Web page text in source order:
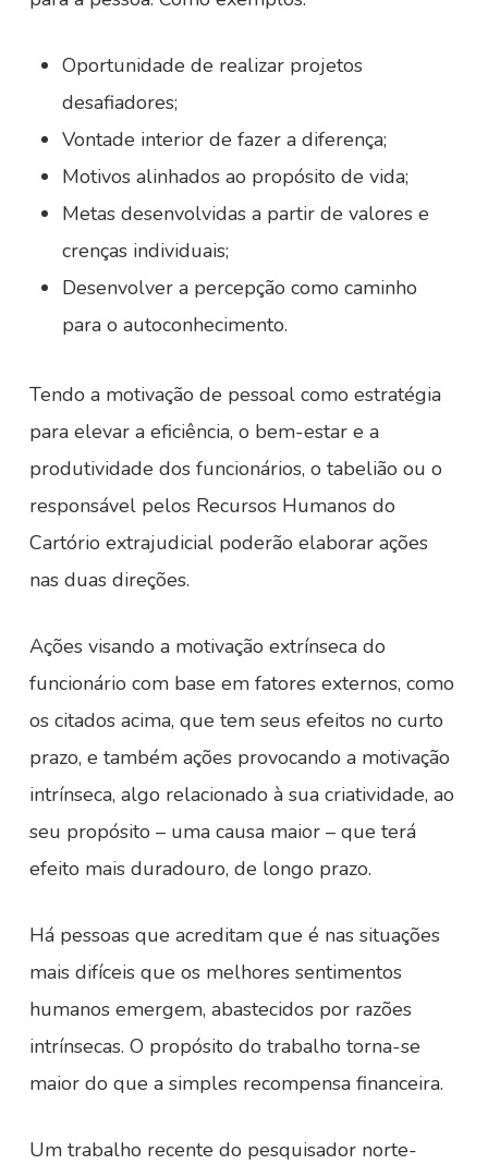
Oportunidade de realizar projetos
desafiadores;
Vontade interior de fazer a diferença;
Motivos alinhados ao propósito de vida;
Metas desenvolvidas a partir de valores e
crenças individuais;
Desenvolver a percepção como caminho
para o autoconhecimento.
Tendo a motivação de pessoal como estratégia
para elevar a eficiência, o bem-estar e a
produtividade dos funcionários, o tabelião ou o
responsável pelos Recursos Humanos do
Cartório extrajudicial poderão elaborar ações
nas duas direções.
Ações visando a motivação extrínseca do
funcionário com base em fatores externos, como
os citados acima, que tem seus efeitos no curto
prazo, e também ações provocando a motivação
intrínseca, algo relacionado à sua criatividade, ao
seu propósito – uma causa maior – que terá
efeito mais duradouro, de longo prazo.
Há pessoas que acreditam que é nas situações
mais difíceis que os melhores sentimentos
humanos emergem, abastecidos por razões
intrínsecas. O propósito do trabalho torna-se
maior do que a simples recompensa financeira.
Um trabalho recente do pesquisador norte-